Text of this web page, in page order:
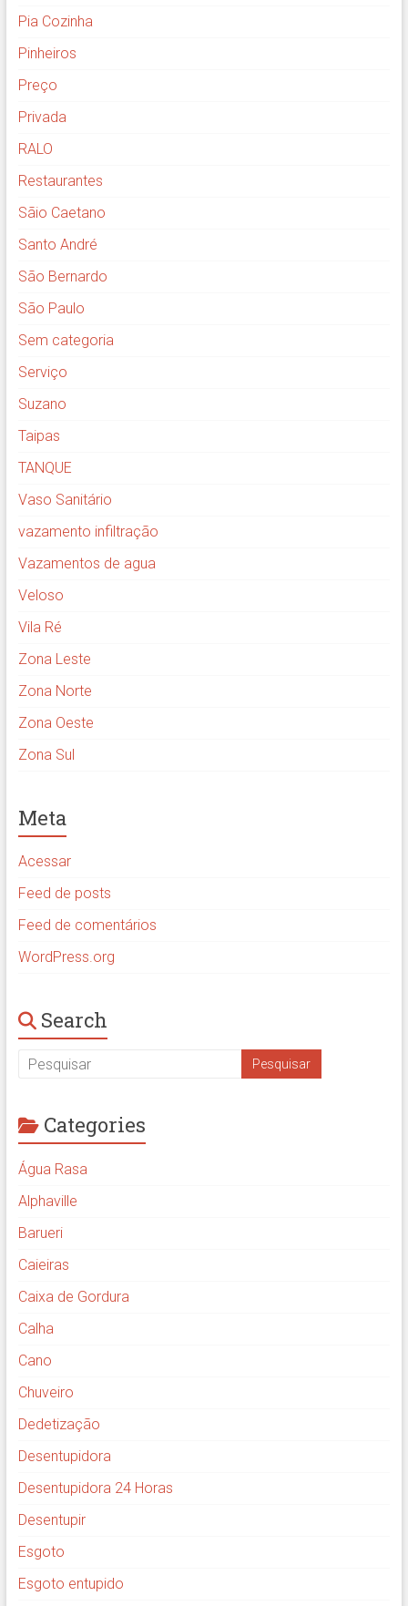
Pia Cozinha
Pinheiros
Preço
Privada
RALO
Restaurantes
Sãio Caetano
Santo André
São Bernardo
São Paulo
Sem categoria
Serviço
Suzano
Taipas
TANQUE
Vaso Sanitário
vazamento infiltração
Vazamentos de agua
Veloso
Vila Ré
Zona Leste
Zona Norte
Zona Oeste
Zona Sul
Meta
Acessar
Feed de posts
Feed de comentários
WordPress.org
Search
Categories
Água Rasa
Alphaville
Barueri
Caieiras
Caixa de Gordura
Calha
Cano
Chuveiro
Dedetização
Desentupidora
Desentupidora 24 Horas
Desentupir
Esgoto
Esgoto entupido